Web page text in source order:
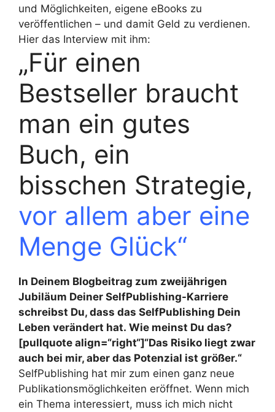
und Möglichkeiten, eigene eBooks zu
veröffentlichen – und damit Geld zu verdienen.
Hier das Interview mit ihm:
„Für einen
Bestseller braucht
man ein gutes
Buch, ein
bisschen Strategie,
vor allem aber eine
Menge Glück“
In Deinem Blogbeitrag zum zweijährigen
Jubiläum Deiner SelfPublishing-Karriere
schreibst Du, dass das SelfPublishing Dein
Leben verändert hat. Wie meinst Du das?
[pullquote align=“right“]“Das Risiko liegt zwar
auch bei mir, aber das Potenzial ist größer.“
SelfPublishing hat mir zum einen ganz neue
Publikationsmöglichkeiten eröffnet. Wenn mich
ein Thema interessiert, muss ich mich nicht